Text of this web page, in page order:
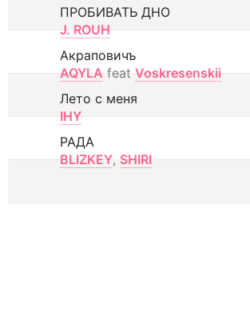
ПРОБИВАТЬ ДНО
J. ROUH
Акраповичъ
AQYLA feat Voskresenskii
Лето с меня
IHY
РАДА
BLIZKEY, SHIRI